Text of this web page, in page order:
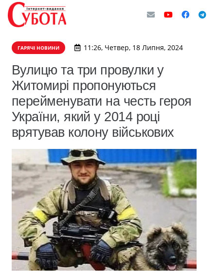
ГАРЯЧІ НОВИНИ 11:26, Четвер, 18 Липня, 2024
Вулицю та три провулки у
Житомирі пропонуються
перейменувати на честь героя
України, який у 2014 році
врятував колону військових